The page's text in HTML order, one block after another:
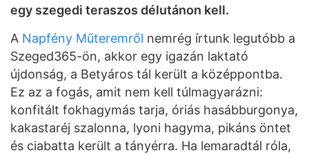
egy szegedi teraszos délutánon kell.
A Napfény Műteremről nemrég írtunk legutóbb a
Szeged365-ön, akkor egy igazán laktató
újdonság, a Betyáros tál került a középpontba.
Ez az a fogás, amit nem kell túlmagyarázni:
konfitált fokhagymás tarja, óriás hasábburgonya,
kakastaréj szalonna, lyoni hagyma, pikáns öntet
és ciabatta került a tányérra. Ha lemaradtál róla,